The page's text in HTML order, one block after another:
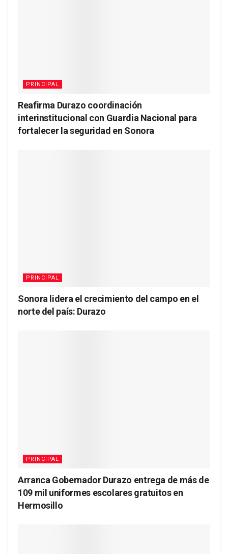
PRINCIPAL
Reafirma Durazo coordinación
interinstitucional con Guardia Nacional para
fortalecer la seguridad en Sonora
PRINCIPAL
Sonora lidera el crecimiento del campo en el
norte del país: Durazo
PRINCIPAL
Arranca Gobernador Durazo entrega de más de
109 mil uniformes escolares gratuitos en
Hermosillo